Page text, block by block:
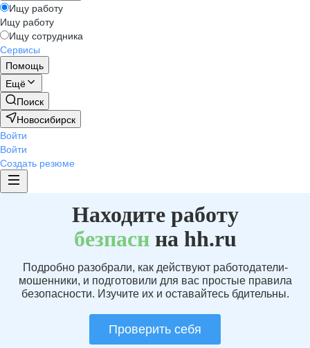
Ищу работу
Ищу работу
Ищу сотрудника
Сервисы
Помощь
Ещё
Поиск
Новосибирск
Войти
Войти
Создать резюме
Находите работу
безпаснна hh.ru
Подробно разобрали, как действуют работодатели-
мошенники, и подготовили для вас простые правила
безопасности. Изучите их и оставайтесь бдительны.
Проверить себя